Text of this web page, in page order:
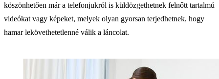
köszönhetően már a telefonjukról is küldözgethetnek felnőtt tartalmú
videókat vagy képeket, melyek olyan gyorsan terjedhetnek, hogy
hamar lekövethetetlenné válik a láncolat.